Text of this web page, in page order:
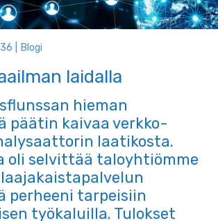
| Blogi
laidalla
hieman
päätin kaivaa verkko-
laatikosta.
oli selvittää taloyhtiömme
tarpeisiin
työkaluilla. Tulokset